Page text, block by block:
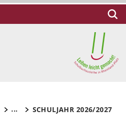
... SCHULJAHR 2026/2027